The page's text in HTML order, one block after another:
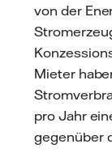
von der
Mieter
pro Jahr
gegenüber